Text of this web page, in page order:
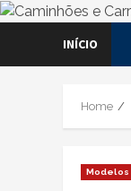
INÍCIO
Home
Modelos